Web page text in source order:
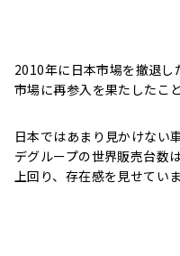
2010年に日本市場を撤退
市場に再参入を果たしたこ
日本ではあまり見かけない
デグループの世界販売台数
上回り、存在感を見せていま